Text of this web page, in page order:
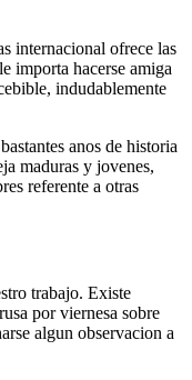
internacional ofrece las
importa hacerse amiga
indudablemente
anos de historia
maduras y jovenes,
referente a otras
trabajo. Existe
por viernes­a sobre
algun observacion a